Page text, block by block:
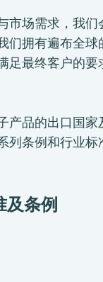
市场需求，我
们拥有遍布全
最终客户的要
产品的出口国
列条例和行业标
及条例